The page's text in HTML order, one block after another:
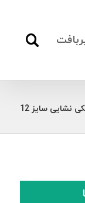
نشایی سایز 12